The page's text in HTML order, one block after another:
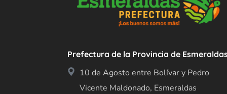
Prefectura de la Provincia de
10 de Agosto entre Bolívar y Pedro
Vicente Maldonado, Esmeraldas